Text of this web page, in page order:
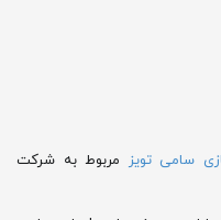
سامی تویز
مربوط به شرکت